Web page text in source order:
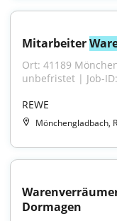
Mitarbeiter
Ort: 41189
unbefristet | Job-
REWE
Mönchengladbach,
Dormagen